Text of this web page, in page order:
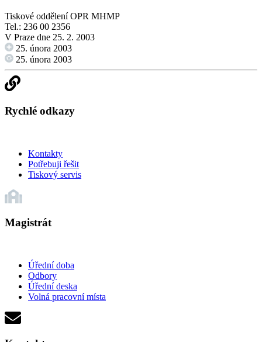
Tiskové oddělení OPR MHMP
Tel.: 236 00 2356
V Praze dne 25. 2. 2003
25. února 2003
25. února 2003
Rychlé odkazy
Kontakty
Potřebuji řešit
Tiskový servis
Magistrát
Úřední doba
Odbory
Úřední deska
Volná pracovní místa